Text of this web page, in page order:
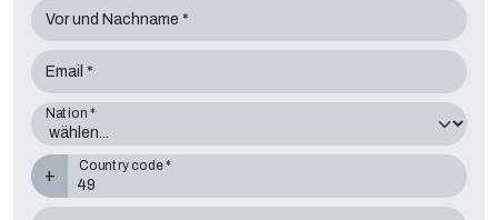
Vor und Nachname *
Email *
Nation *
+
Country code *